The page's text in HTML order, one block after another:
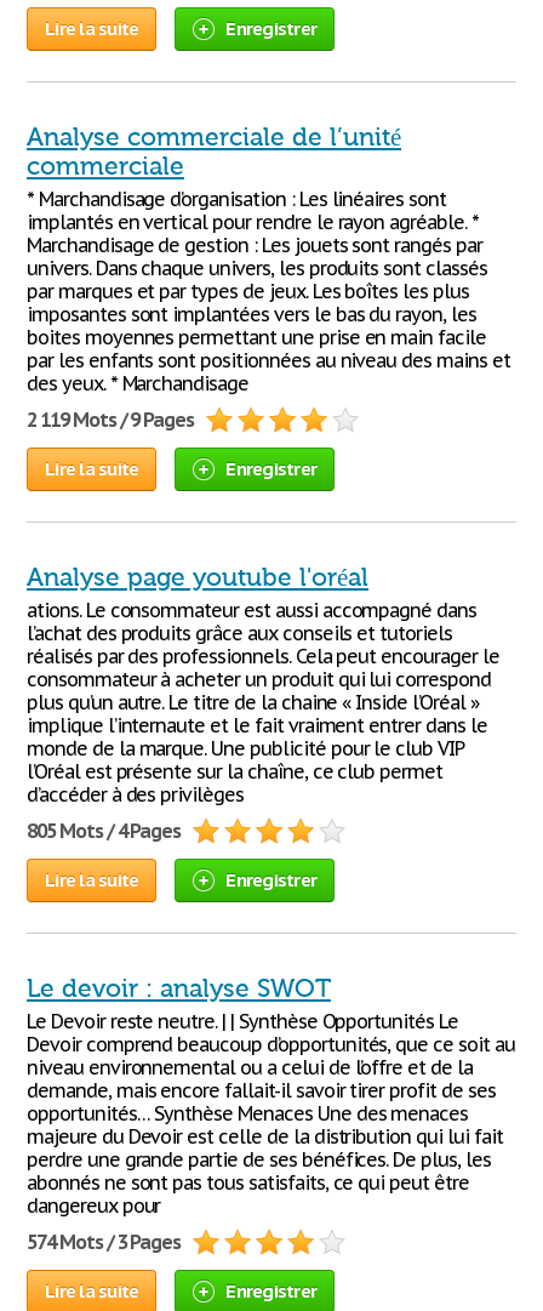
Lire la suite Enregistrer
Analyse commerciale de l’unité
commerciale
* Marchandisage d’organisation : Les linéaires sont
implantés en vertical pour rendre le rayon agréable. *
Marchandisage de gestion : Les jouets sont rangés par
univers. Dans chaque univers, les produits sont classés
par marques et par types de jeux. Les boîtes les plus
imposantes sont implantées vers le bas du rayon, les
boites moyennes permettant une prise en main facile
par les enfants sont positionnées au niveau des mains et
des yeux. * Marchandisage
2 119 Mots / 9 Pages
Lire la suite Enregistrer
Analyse page youtube l'oréal
ations. Le consommateur est aussi accompagné dans
l’achat des produits grâce aux conseils et tutoriels
réalisés par des professionnels. Cela peut encourager le
consommateur à acheter un produit qui lui correspond
plus qu’un autre. Le titre de la chaine « Inside l’Oréal »
implique l’internaute et le fait vraiment entrer dans le
monde de la marque. Une publicité pour le club VIP
l’Oréal est présente sur la chaîne, ce club permet
d’accéder à des privilèges
805 Mots / 4 Pages
Lire la suite Enregistrer
Le devoir : analyse SWOT
Le Devoir reste neutre. | | Synthèse Opportunités Le
Devoir comprend beaucoup d’opportunités, que ce soit au
niveau environnemental ou a celui de l’offre et de la
demande, mais encore fallait-il savoir tirer profit de ses
opportunités… Synthèse Menaces Une des menaces
majeure du Devoir est celle de la distribution qui lui fait
perdre une grande partie de ses bénéfices. De plus, les
abonnés ne sont pas tous satisfaits, ce qui peut être
dangereux pour
574 Mots / 3 Pages
Lire la suite Enregistrer